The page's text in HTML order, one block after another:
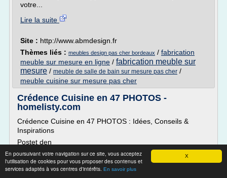
X
En poursuivant votre navigation sur ce site, vous acceptez
l'utilisation de cookies pour vous proposer des contenus et
services adaptés à vos centres d'intérêts. En savoir plus
votre...
Lire la suite
Site : http://www.abmdesign.fr
Thèmes liés : meubles design pas cher bordeaux / fabrication
meuble sur mesure en ligne / fabrication meuble sur
mesure / meuble de salle de bain sur mesure pas cher /
meuble cuisine sur mesure pas cher
Crédence Cuisine en 47 PHOTOS -
homelisty.com
Crédence Cuisine en 47 PHOTOS : Idées, Conseils &
Inspirations
Postet den
Des idées de crédences, quel que soit le style de votre
cuisine !
Bienvenue sur notre guide présentant de nombreuses